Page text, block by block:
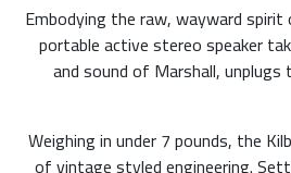
Embodying the raw, wayward spirit
portable active stereo speaker
and sound of Marshall,
Weighing in under 7 pounds, the
of vintage styled engineering.